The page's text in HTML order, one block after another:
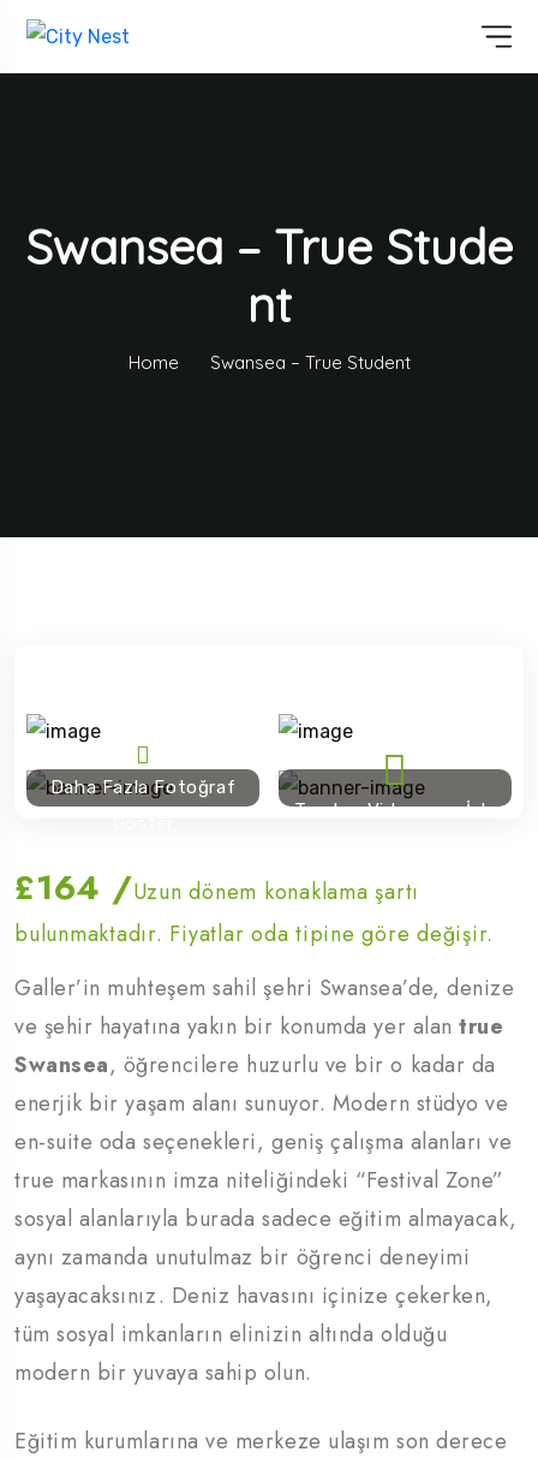
Swansea – True Stude
Nt
Home Swansea – True Student
Daha Fazla Fotoğraf
Tanıtım Videosunu İzle
£164 /Uzun dönem konaklama şartı
bulunmaktadır. Fiyatlar oda tipine göre değişir.
Galler’in muhteşem sahil şehri Swansea’de, denize
ve şehir hayatına yakın bir konumda yer alantrue
Swansea, öğrencilere huzurlu ve bir o kadar da
enerjik bir yaşam alanı sunuyor. Modern stüdyo ve
en-suite oda seçenekleri, geniş çalışma alanları ve
true markasının imza niteliğindeki “Festival Zone”
sosyal alanlarıyla burada sadece eğitim almayacak,
aynı zamanda unutulmaz bir öğrenci deneyimi
yaşayacaksınız. Deniz havasını içinize çekerken,
tüm sosyal imkanların elinizin altında olduğu
modern bir yuvaya sahip olun.
Eğitim kurumlarına ve merkeze ulaşım son derece